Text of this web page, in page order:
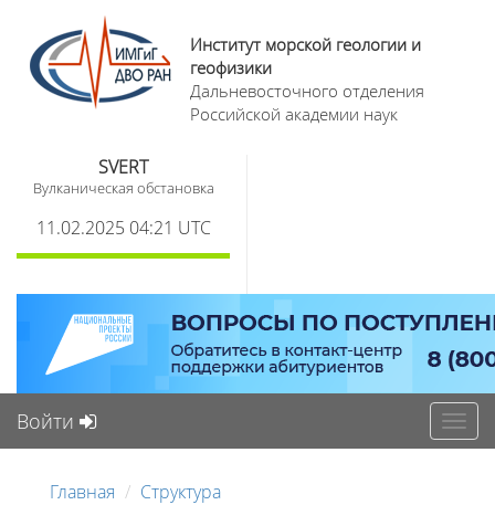
Институт морской геологии и
геофизики
Дальневосточного отделения
Российской академии наук
SVERT
Вулканическая обстановка
11.02.2025 04:21 UTC
Войти
Главная Структура